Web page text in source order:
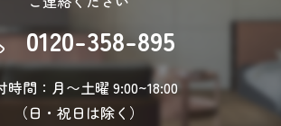
0120-358-895
時間：月〜土曜 9:00~18:00
（日・祝日は除く）